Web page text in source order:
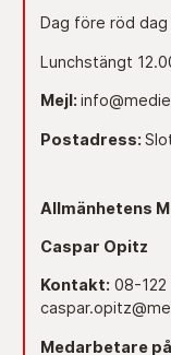
Dag före röd dag
Lunchstängt
Mejl:
Postadress:
Allmänhetens
Caspar Opitz
Kontakt: 08-122
Medarbetare